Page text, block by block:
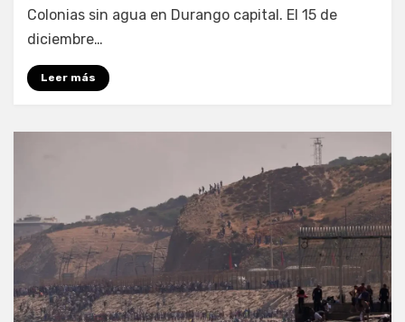
Colonias sin agua en Durango capital. El 15 de
diciembre…
Leer más